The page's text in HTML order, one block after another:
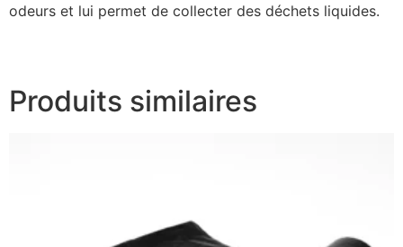
odeurs et lui permet de collecter des déchets liquides.
Produits similaires